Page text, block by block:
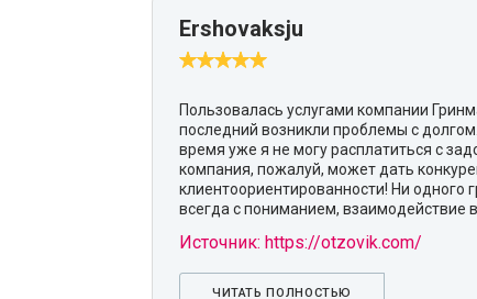
Ershovaksju
Пользовалась услугами компании
последний возникли проблемы с
время уже я не могу расплатиться с
компания, пожалуй, может дать
клиентоориентированности! Ни одного
всегда с пониманием, взаимодействие в
Источник: https://otzovik.com/
ЧИТАТЬ ПОЛНОСТЬЮ